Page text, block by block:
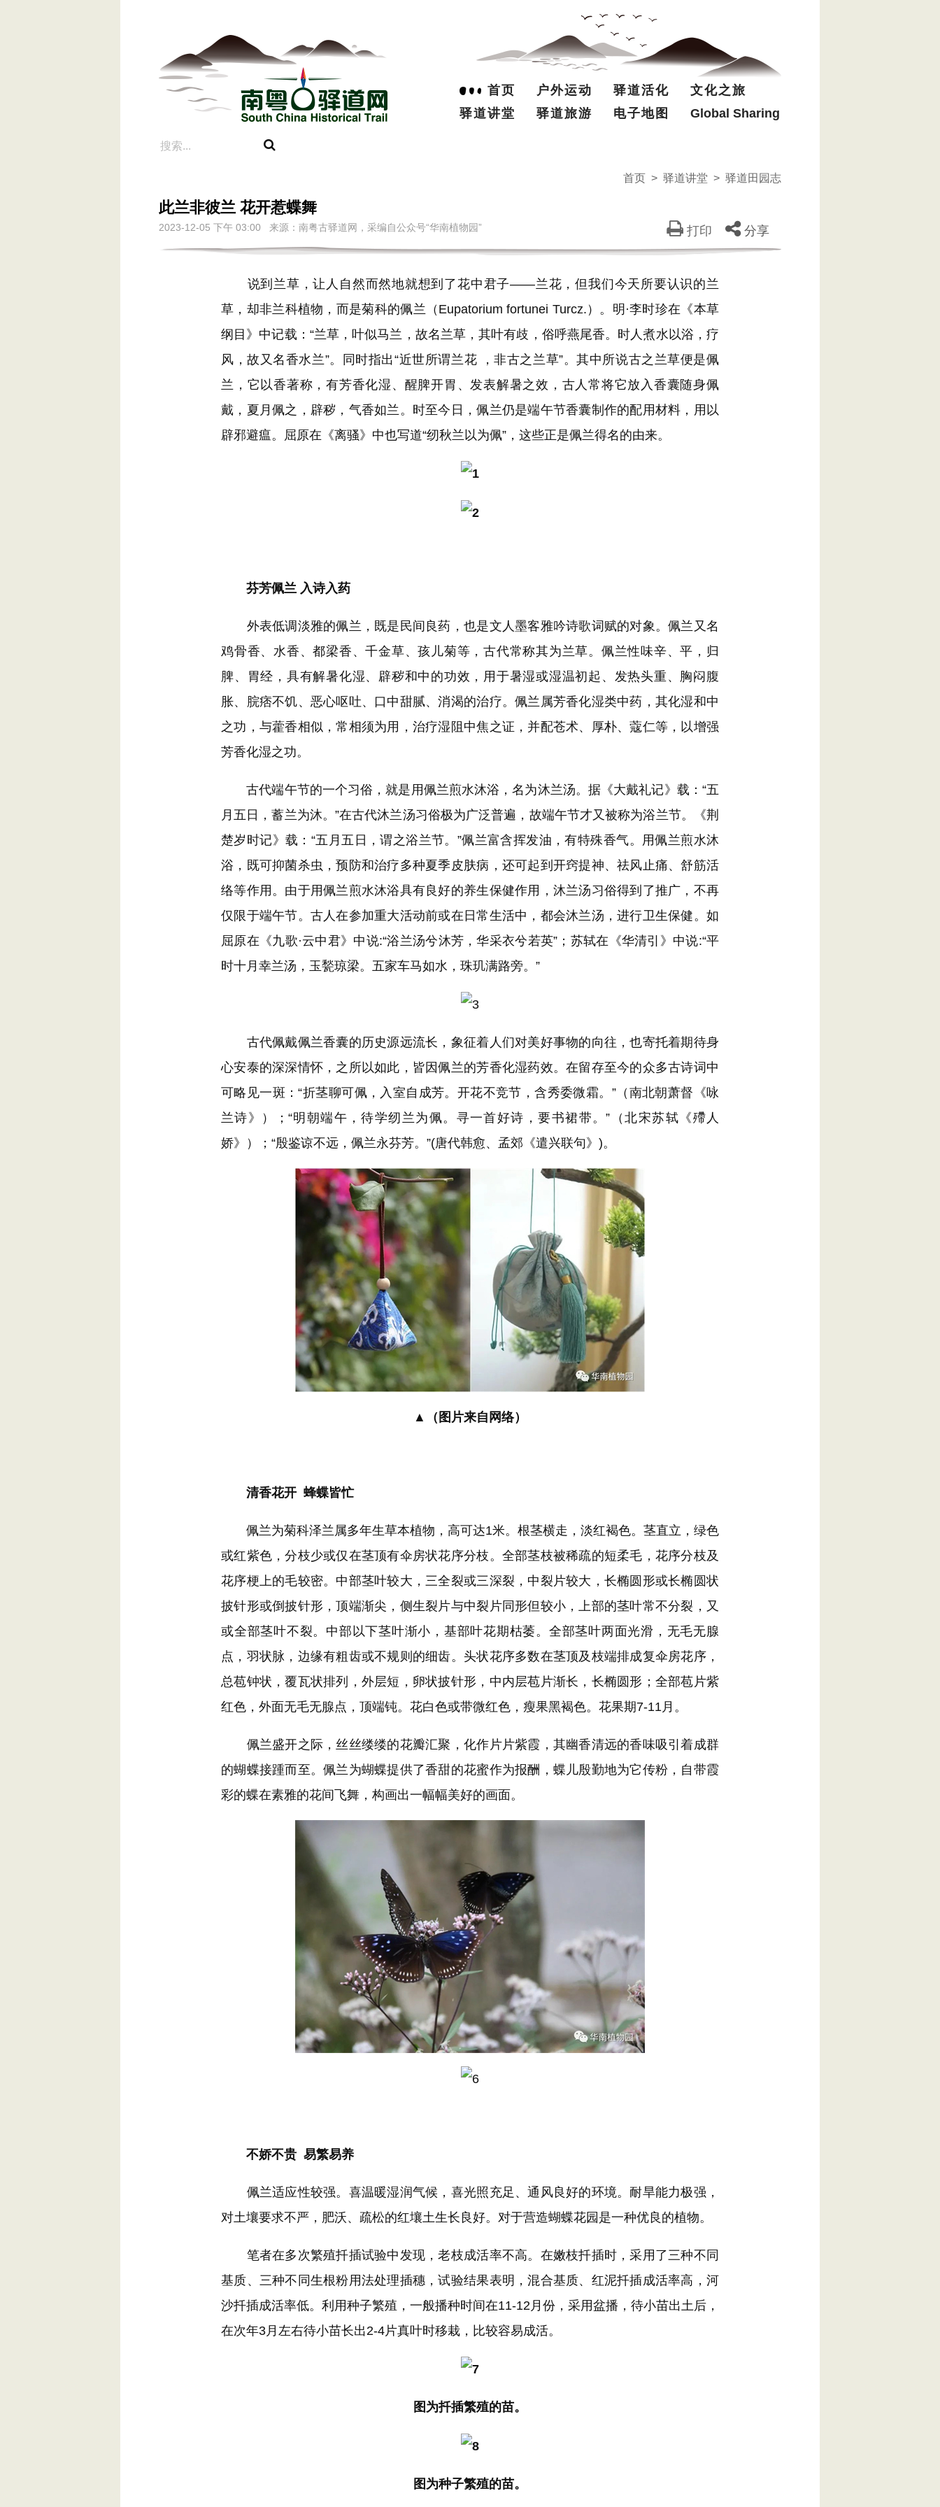
首页 户外运动 驿道活化
文化之旅
驿道讲堂
驿道旅游 电子地图 Global Sharing
首页 > 驿道讲堂 > 驿道田园志
此兰非彼兰 花开惹蝶舞
2023-12-05 下午 03:00 来源：南粤古驿道网，采编自公众号“华南植物园” 打印 分享
说到兰草，让人自然而然地就想到了花中君子——兰花，但我们今天所要认识的兰
草，却非兰科植物，而是菊科的佩兰（Eupatorium fortunei Turcz.）。明·李时珍在《本草
纲目》中记载：“兰草，叶似马兰，故名兰草，其叶有歧，俗呼燕尾香。时人煮水以浴，疗
风，故又名香水兰”。同时指出“近世所谓兰花 ，非古之兰草”。其中所说古之兰草便是佩
兰，它以香著称，有芳香化湿、醒脾开胃、发表解暑之效，古人常将它放入香囊随身佩
戴，夏月佩之，辟秽，气香如兰。时至今日，佩兰仍是端午节香囊制作的配用材料，用以
辟邪避瘟。屈原在《离骚》中也写道“纫秋兰以为佩”，这些正是佩兰得名的由来。
芬芳佩兰 入诗入药
外表低调淡雅的佩兰，既是民间良药，也是文人墨客雅吟诗歌词赋的对象。佩兰又名
鸡骨香、水香、都梁香、千金草、孩儿菊等，古代常称其为兰草。佩兰性味辛、平，归
脾、胃经，具有解暑化湿、辟秽和中的功效，用于暑湿或湿温初起、发热头重、胸闷腹
胀、脘痞不饥、恶心呕吐、口中甜腻、消渴的治疗。佩兰属芳香化湿类中药，其化湿和中
之功，与藿香相似，常相须为用，治疗湿阻中焦之证，并配苍术、厚朴、蔻仁等，以增强
芳香化湿之功。
古代端午节的一个习俗，就是用佩兰煎水沐浴，名为沐兰汤。据《大戴礼记》载：“五
月五日，蓄兰为沐。”在古代沐兰汤习俗极为广泛普遍，故端午节才又被称为浴兰节。《荆
楚岁时记》载：“五月五日，谓之浴兰节。”佩兰富含挥发油，有特殊香气。用佩兰煎水沐
浴，既可抑菌杀虫，预防和治疗多种夏季皮肤病，还可起到开窍提神、祛风止痛、舒筋活
络等作用。由于用佩兰煎水沐浴具有良好的养生保健作用，沐兰汤习俗得到了推广，不再
仅限于端午节。古人在参加重大活动前或在日常生活中，都会沐兰汤，进行卫生保健。如
屈原在《九歌·云中君》中说:“浴兰汤兮沐芳，华采衣兮若英”；苏轼在《华清引》中说:“平
时十月幸兰汤，玉甃琼梁。五家车马如水，珠玑满路旁。”
古代佩戴佩兰香囊的历史源远流长，象征着人们对美好事物的向往，也寄托着期待身
心安泰的深深情怀，之所以如此，皆因佩兰的芳香化湿药效。在留存至今的众多古诗词中
可略见一斑：“折茎聊可佩，入室自成芳。开花不竞节，含秀委微霜。”（南北朝萧督《咏
兰诗》）；“明朝端午，待学纫兰为佩。寻一首好诗，要书裙带。”（北宋苏轼《殢人
娇》）；“殷鉴谅不远，佩兰永芬芳。”(唐代韩愈、孟郊《遣兴联句》)。
▲（图片来自网络）
清香花开 蜂蝶皆忙
佩兰为菊科泽兰属多年生草本植物，高可达1米。根茎横走，淡红褐色。茎直立，绿色
或红紫色，分枝少或仅在茎顶有伞房状花序分枝。全部茎枝被稀疏的短柔毛，花序分枝及
花序梗上的毛较密。中部茎叶较大，三全裂或三深裂，中裂片较大，长椭圆形或长椭圆状
披针形或倒披针形，顶端渐尖，侧生裂片与中裂片同形但较小，上部的茎叶常不分裂，又
或全部茎叶不裂。中部以下茎叶渐小，基部叶花期枯萎。全部茎叶两面光滑，无毛无腺
点，羽状脉，边缘有粗齿或不规则的细齿。头状花序多数在茎顶及枝端排成复伞房花序，
总苞钟状，覆瓦状排列，外层短，卵状披针形，中内层苞片渐长，长椭圆形；全部苞片紫
红色，外面无毛无腺点，顶端钝。花白色或带微红色，瘦果黑褐色。花果期7-11月。
佩兰盛开之际，丝丝缕缕的花瓣汇聚，化作片片紫霞，其幽香清远的香味吸引着成群
的蝴蝶接踵而至。佩兰为蝴蝶提供了香甜的花蜜作为报酬，蝶儿殷勤地为它传粉，自带霞
彩的蝶在素雅的花间飞舞，构画出一幅幅美好的画面。
不娇不贵 易繁易养
佩兰适应性较强。喜温暖湿润气候，喜光照充足、通风良好的环境。耐旱能力极强，
对土壤要求不严，肥沃、疏松的红壤土生长良好。对于营造蝴蝶花园是一种优良的植物。
笔者在多次繁殖扦插试验中发现，老枝成活率不高。在嫩枝扦插时，采用了三种不同
基质、三种不同生根粉用法处理插穗，试验结果表明，混合基质、红泥扦插成活率高，河
沙扦插成活率低。利用种子繁殖，一般播种时间在11-12月份，采用盆播，待小苗出土后，
在次年3月左右待小苗长出2-4片真叶时移栽，比较容易成活。
图为扦插繁殖的苗。
图为种子繁殖的苗。